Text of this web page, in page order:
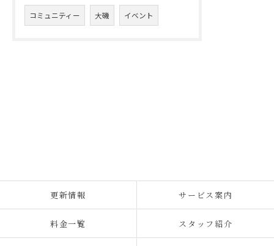
コミュニティー 大磯 イベント
更新情報 サービス案内
料金一覧 スタッフ紹介